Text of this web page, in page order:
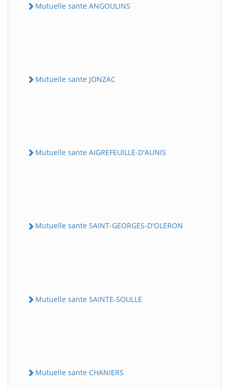
Mutuelle sante ANGOULINS
Mutuelle sante JONZAC
Mutuelle sante AIGREFEUILLE-D'AUNIS
Mutuelle sante SAINT-GEORGES-D'OLERON
Mutuelle sante SAINTE-SOULLE
Mutuelle sante CHANIERS